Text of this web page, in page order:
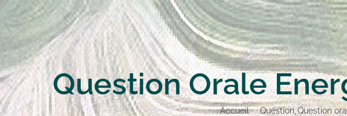
Question Orale
Accueil Question Question